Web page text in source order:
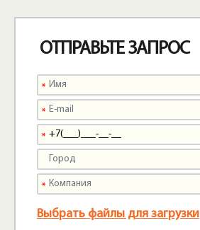
ОТПРАВЬТЕ ЗАПРОС
Выбрать файлы для загрузки